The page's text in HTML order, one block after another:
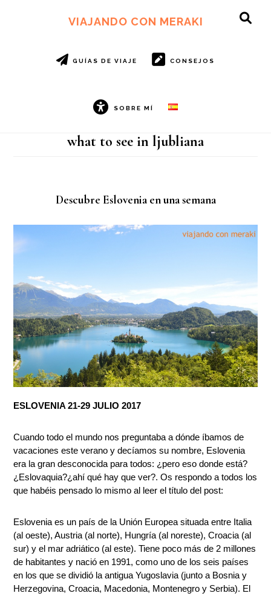
VIAJANDO CON MERAKI
GUÍAS DE VIAJE CONSEJOS
SOBRE MÍ
what to see in ljubliana
Descubre Eslovenia en una semana
ESLOVENIA 21-29 JULIO 2017
Cuando todo el mundo nos preguntaba a dónde íbamos de
vacaciones este verano y decíamos su nombre, Eslovenia
era la gran desconocida para todos: ¿pero eso donde está?
¿Eslovaquia?¿ahí qué hay que ver?. Os respondo a todos los
que habéis pensado lo mismo al leer el título del post:
Eslovenia es un país de la Unión Europea situada entre Italia
(al oeste), Austria (al norte), Hungría (al noreste), Croacia (al
sur) y el mar adriático (al este). Tiene poco más de 2 millones
de habitantes y nació en 1991, como uno de los seis países
en los que se dividió la antigua Yugoslavia (junto a Bosnia y
Herzegovina, Croacia, Macedonia, Montenegro y Serbia). El